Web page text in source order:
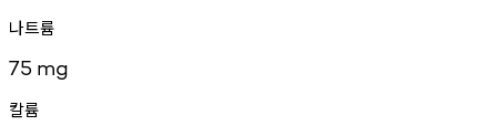
나트륨
75 mg
칼륨